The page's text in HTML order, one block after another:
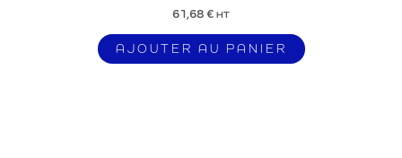
61,68 € HT
AJOUTER AU PANIER